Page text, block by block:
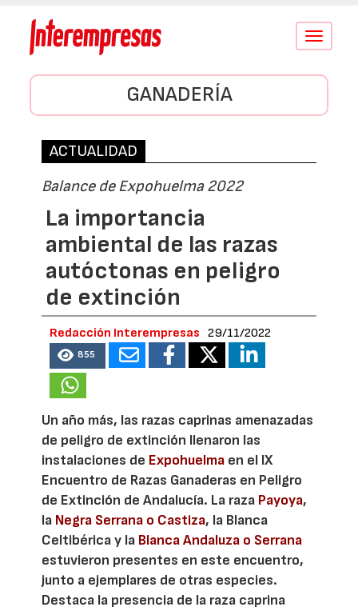
Conmutar
GANADERÍA
ACTUALIDAD
Balance de Expohuelma 2022
La importancia
ambiental de las razas
autóctonas en peligro
de extinción
Redacción Interempresas 29/11/2022
855
Un año más, las razas caprinas amenazadas
de peligro de extinción llenaron las
instalaciones de Expohuelma en el IX
Encuentro de Razas Ganaderas en Peligro
de Extinción de Andalucía. La raza Payoya,
la Negra Serrana o Castiza, la Blanca
Celtibérica y la Blanca Andaluza o Serrana
estuvieron presentes en este encuentro,
junto a ejemplares de otras especies.
Destaca la presencia de la raza caprina